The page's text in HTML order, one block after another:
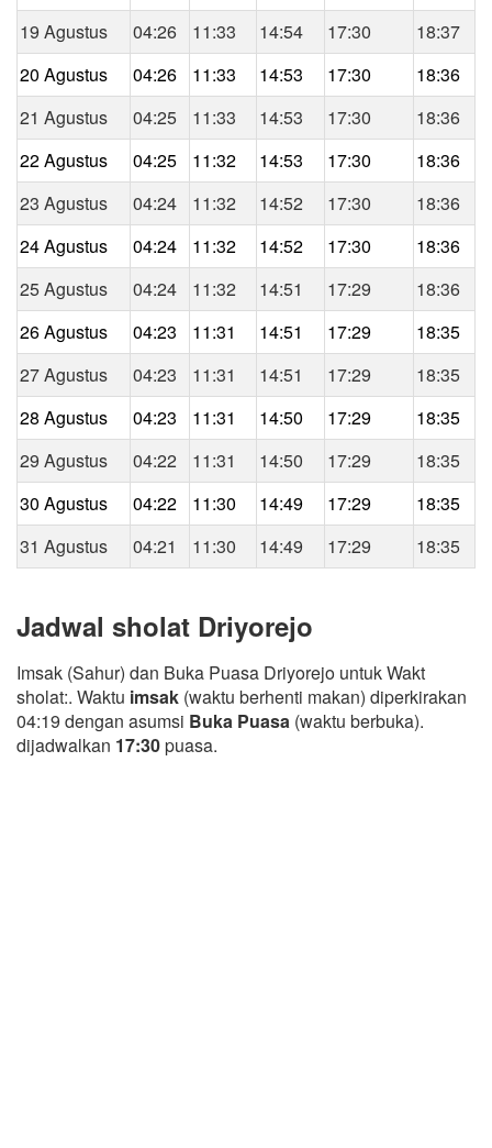
19 Agustus
04:26 11:33 14:54 17:30
18:37
20 Agustus
04:26 11:33 14:53 17:30
18:36
21 Agustus
04:25 11:33 14:53 17:30
18:36
22 Agustus
04:25 11:32 14:53 17:30
18:36
23 Agustus
04:24 11:32 14:52 17:30
18:36
24 Agustus
04:24 11:32 14:52 17:30
18:36
25 Agustus
04:24 11:32 14:51 17:29
18:36
26 Agustus
04:23 11:31 14:51 17:29
18:35
27 Agustus
04:23 11:31 14:51 17:29
18:35
28 Agustus
04:23 11:31 14:50 17:29
18:35
29 Agustus
04:22 11:31 14:50 17:29
18:35
30 Agustus
04:22 11:30 14:49 17:29
18:35
31 Agustus
04:21 11:30 14:49 17:29 18:35
Jadwal sholat Driyorejo
Imsak (Sahur) dan Buka Puasa Driyorejo untuk Wakt
sholat:. Waktu imsak (waktu berhenti makan) diperkirakan
04:19 dengan asumsi Buka Puasa (waktu berbuka).
dijadwalkan 17:30puasa.